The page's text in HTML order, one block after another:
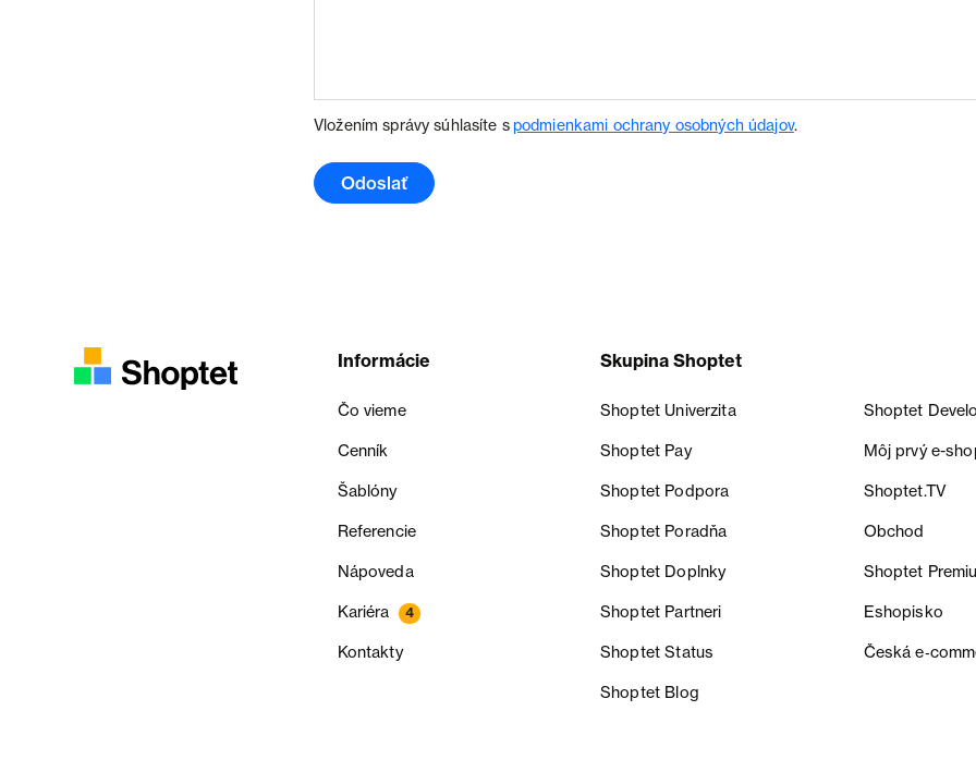
Vložením správy súhlasíte spodmienkami ochrany osobných údajov.
Odoslať
Informácie
Čo vieme
Cenník
Šablóny
Referencie
Nápoveda
Kariéra 4
Kontakty
Skupina Shoptet
Shoptet Univerzita Shoptet
Shoptet Pay Môj prvý e-
Shoptet Podpora Shoptet.TV
Shoptet Poradňa Obchod
Shoptet Doplnky Shoptet
Shoptet Partneri Eshopisko
Shoptet Status Česká
Shoptet Blog